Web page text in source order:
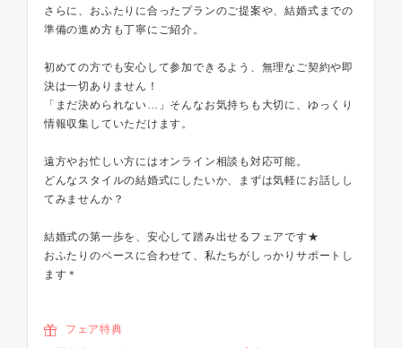
さらに、おふたりに合ったプランのご提案や、結婚式までの
準備の進め方も丁寧にご紹介。
初めての方でも安心して参加できるよう、無理なご契約や即
決は一切ありません！
「まだ決められない…」そんなお気持ちも大切に、ゆっくり
情報収集していただけます。
遠方やお忙しい方にはオンライン相談も対応可能。
どんなスタイルの結婚式にしたいか、まずは気軽にお話しし
てみませんか？
結婚式の第一歩を、安心して踏み出せるフェアです★
おふたりのペースに合わせて、私たちがしっかりサポートし
ます＊
フェア特典